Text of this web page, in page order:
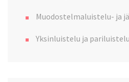
Muodostelmaluistelu- ja
Yksinluistelu ja pariluistelu